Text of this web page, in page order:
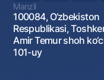
Manzil
100084, O‘zbekiston
Respublikasi,
Amir Temur shoh
101-uy